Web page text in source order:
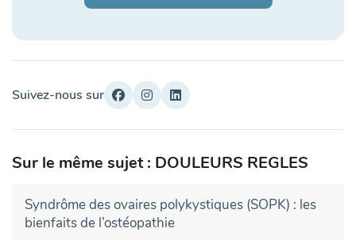
Suivez-nous sur
Sur le même sujet : DOULEURS REGLES
Syndrôme des ovaires polykystiques (SOPK) : les
bienfaits de l’ostéopathie